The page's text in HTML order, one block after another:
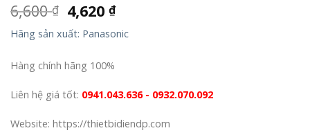
6,600₫ 4,620₫
Hãng sản xuất: Panasonic
Hàng chính hãng 100%
Liên hệ giá tốt: 0941.043.636 - 0932.070.092
Website: https://thietbidiendp.com